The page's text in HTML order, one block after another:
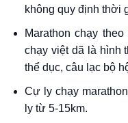
không quy định thời
Marathon chạy
chạy việt dã là hình
thể dục, câu lạc bộ
Cự ly chạy
ly từ 5-15km.